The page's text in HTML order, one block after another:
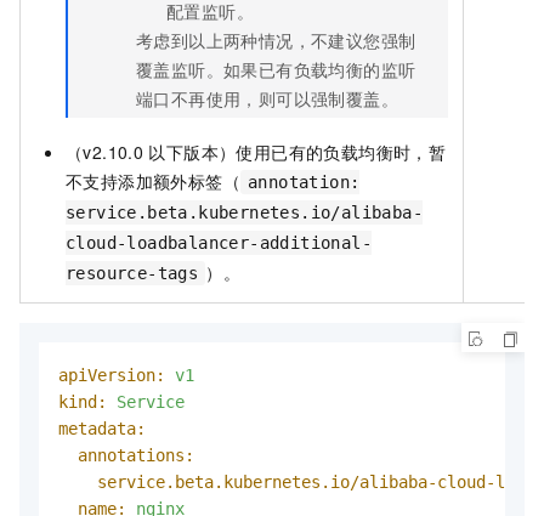
配置监听。
考虑到以上两种情况，不建议您强制
覆盖监听。如果已有负载均衡的监听
端口不再使用，则可以强制覆盖。
（v2.10.0 以下版本）使用已有的负载均衡时，暂
不支持添加额外标签（ annotation:
service.beta.kubernetes.io/alibaba-
cloud-loadbalancer-additional-
resource-tags ）。
apiVersion:
v1
kind:
Service
metadata:
annotations:
service.beta.kubernetes.io/alibaba-cloud-
name:
nginx